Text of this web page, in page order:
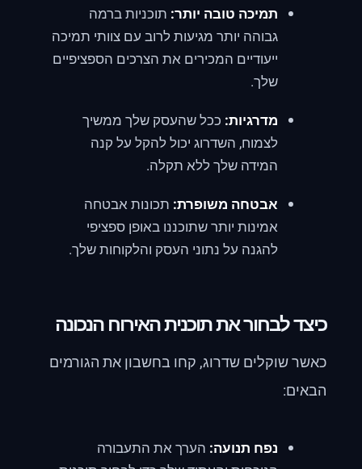
תמיכה טובה יותר: תוכניות ברמה
גבוהה יותר מגיעות לרוב עם צוותי תמיכה
ייעודיים המכירים את הצרכים הספציפיים
שלך.
מדרגיות: ככל שהעסק שלך ממשיך
לצמוח, השדרוג יכול להקל על קנה
המידה שלך ללא תקלה.
אבטחה משופרת: תכונות אבטחה
אמינות יותר שתוכננו באופן ספציפי
להגנה על נתוני העסק והלקוחות שלך.
כיצד לבחור את תוכנית האירוח הנכונה
כאשר שוקלים שדרוג, קחו בחשבון את הגורמים
הבאים:
נפח תנועה: הערך את התעבורה